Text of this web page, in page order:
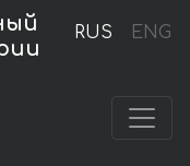
RUS ENG